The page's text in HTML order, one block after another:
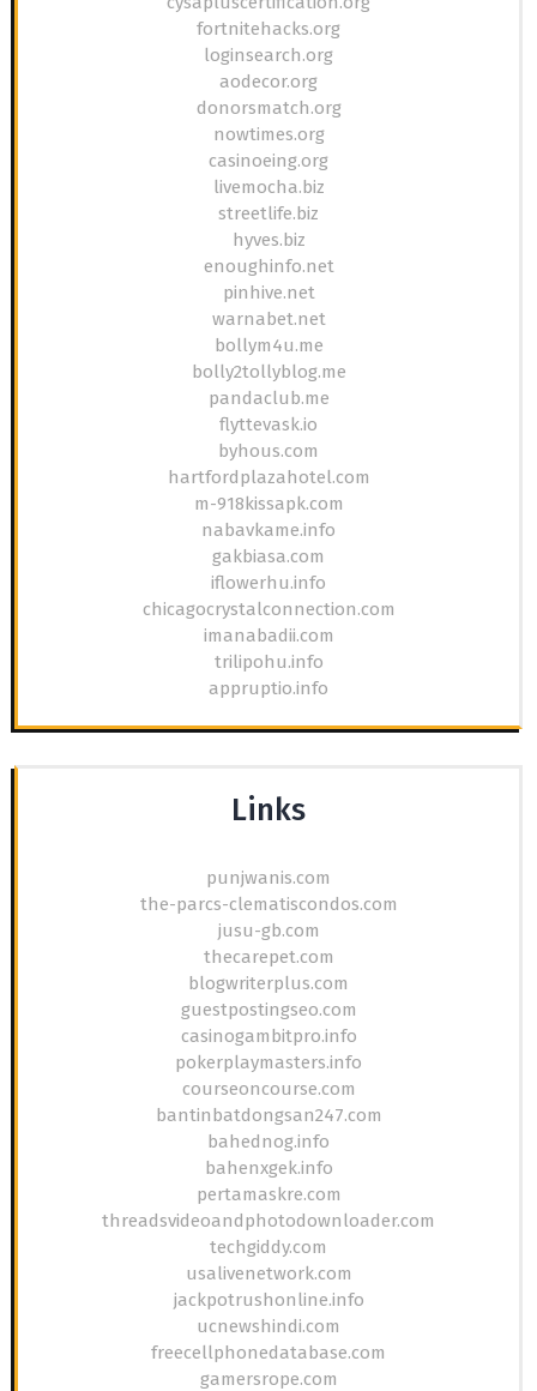
fortnitehacks.org
loginsearch.org
aodecor.org
donorsmatch.org
nowtimes.org
casinoeing.org
livemocha.biz
streetlife.biz
hyves.biz
enoughinfo.net
pinhive.net
warnabet.net
bollym4u.me
bolly2tollyblog.me
pandaclub.me
flyttevask.io
byhous.com
hartfordplazahotel.com
m-918kissapk.com
nabavkame.info
gakbiasa.com
iflowerhu.info
chicagocrystalconnection.com
imanabadii.com
trilipohu.info
appruptio.info
Links
punjwanis.com
the-parcs-clematiscondos.com
jusu-gb.com
thecarepet.com
blogwriterplus.com
guestpostingseo.com
casinogambitpro.info
pokerplaymasters.info
courseoncourse.com
bantinbatdongsan247.com
bahednog.info
bahenxgek.info
pertamaskre.com
threadsvideoandphotodownloader.com
techgiddy.com
usalivenetwork.com
jackpotrushonline.info
ucnewshindi.com
freecellphonedatabase.com
gamersrope.com